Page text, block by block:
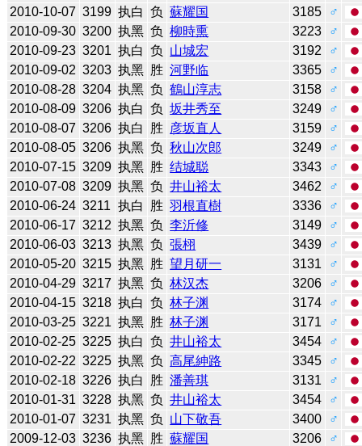
2010-10-07 3199 执白 负 蘇耀国 3185
♂
2010-09-30 3200 执黑 负 柳時熏 3223
♂
2010-09-23 3201 执白 负 山城宏 3192
♂
2010-09-02 3203 执黑 胜 河野临 3365
♂
2010-08-28 3204 执黑 负 鶴山淳志 3158
♂
2010-08-09 3206 执白 负 坂井秀至 3249
♂
2010-08-07 3206 执白 胜 彦坂直人 3159
♂
2010-08-05 3206 执黑 负 秋山次郎 3249
♂
2010-07-15 3209 执黑 胜 结城聪 3343
♂
2010-07-08 3209 执黑 负 井山裕太 3462
♂
2010-06-24 3211 执白 胜 羽根直樹 3336
♂
2010-06-17 3212 执黑 负 李沂修 3149
♂
2010-06-03 3213 执黑 负 張栩 3439
♂
2010-05-20 3215 执黑 胜 望月研一 3131
♂
2010-04-29 3217 执黑 负 林汉杰 3206
♂
2010-04-15 3218 执白 负 林子渊 3174
♂
2010-03-25 3221 执黑 胜 林子渊 3171
♂
2010-02-25 3225 执白 负 井山裕太 3454
♂
2010-02-22 3225 执黑 负 高尾紳路 3345
♂
2010-02-18 3226 执白 胜 潘善琪 3131
♂
2010-01-31 3228 执黑 负 井山裕太 3454
♂
2010-01-07 3231 执黑 负 山下敬吾 3400
♂
2009-12-03 3236 执黑 胜 蘇耀国 3206
♂